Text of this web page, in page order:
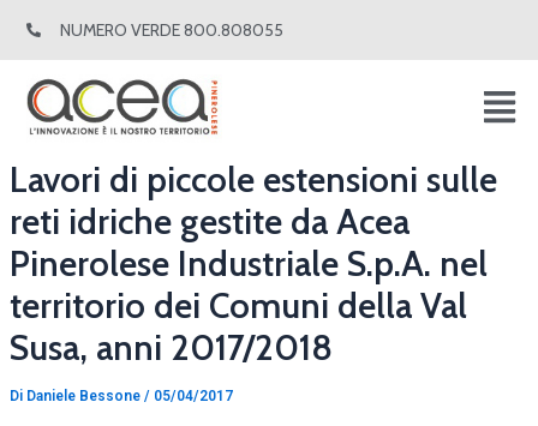
NUMERO VERDE 800.808055
Lavori di piccole estensioni sulle
reti idriche gestite da Acea
Pinerolese Industriale S.p.A. nel
territorio dei Comuni della Val
Susa, anni 2017/2018
Di Daniele Bessone / 05/04/2017
articoli